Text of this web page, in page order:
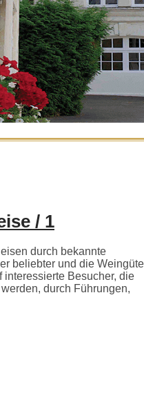
/ 1
durch bekannte
beliebter und die
Besucher, die
durch Führungen,